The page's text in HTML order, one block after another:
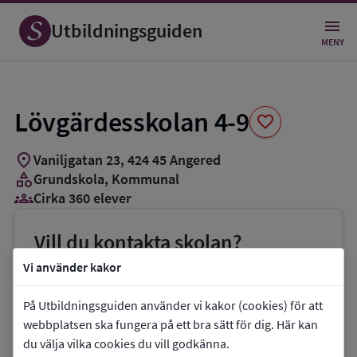
Vi använder kakor
På Utbildningsguiden använder vi kakor (cookies) för att
webbplatsen ska fungera på ett bra sätt för dig. Här kan
du välja vilka cookies du vill godkänna.
Utbildningsguiden MENY
Lövgärdesskolan 4-9 favorite
Spara
som
favorit
location_onVaniljgatan 23, 42445Angered
categoryGrundskola, Kommunal
groups_3Cirka 360 elever
Vill du kontakta skolan?
phoneTelefon:031-3674151
E-post:
malin.2.andersson@grundskola.goteborg.se
link Webbplats: Lövgärdesskolan 4-9